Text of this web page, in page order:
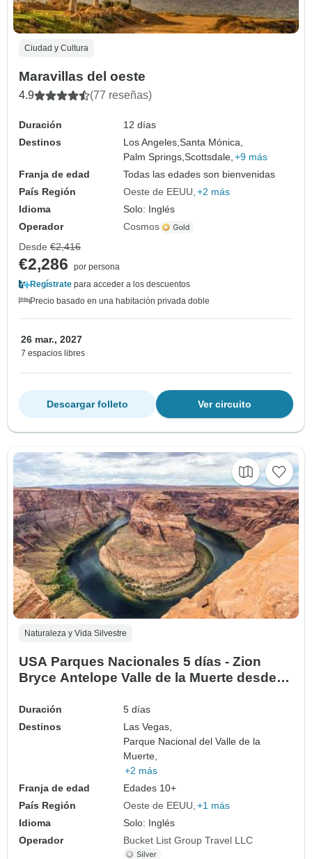
Ciudad y Cultura
Maravillas del oeste
4.9 (77 reseñas)
Duración
12 días
Destinos
Los Angeles,Santa Mónica,
Palm Springs,Scottsdale, +9 más
Franja de edad
Todas las edades son bienvenidas
País Región
Oeste de EEUU +2 más
Idioma
Solo: Inglés
Operador
Cosmos
Desde €2,416
€2,286
por persona
Regístrate para acceder a los descuentos
Precio basado en una habitación privada doble
26 mar., 2027
7 espacios libres
Ver circuito
Descargar folleto
Naturaleza y Vida Silvestre
USA Parques Nacionales 5 días - Zion
Bryce Antelope Valle de la Muerte desde
Duración
5 días
Destinos
Las Vegas,
Parque Nacional del Valle de la
Muerte,
+2 más
Franja de edad
Edades 10+
País Región
Oeste de EEUU +1 más
Idioma
Solo: Inglés
Operador
Bucket List Group Travel LLC